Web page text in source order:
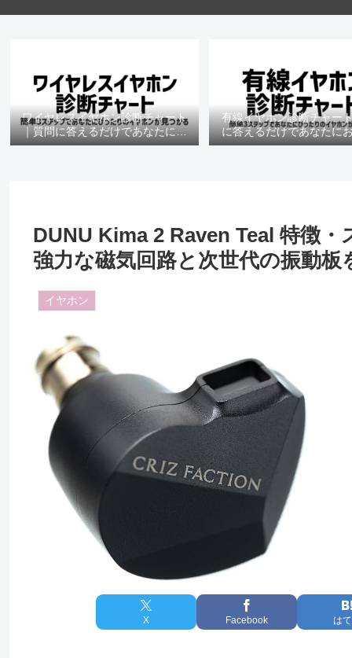
ワイヤレスイヤホン診断チャート
｜質問に答えるだけであなたにお
すすめの機種がわかる
有線イヤホン診断チャー
に答えるだけであなたに
の機種がわかる
DUNU Kima 2 Raven Teal 特徴
強力な磁気回路と次世代の振動
イヤホン
X Facebook は